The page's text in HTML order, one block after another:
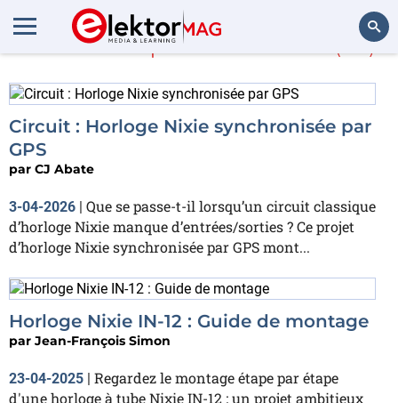
En savoir plus sur (20)
Circuit : Horloge Nixie synchronisée par
GPS
par CJ Abate
3-04-2026 | Que se passe-t-il lorsqu’un circuit classique
d’horloge Nixie manque d’entrées/sorties ? Ce projet
d’horloge Nixie synchronisée par GPS mont...
Horloge Nixie IN-12 : Guide de montage
par Jean-François Simon
23-04-2025 | Regardez le montage étape par étape
d'une horloge à tube Nixie IN-12 ; un projet ambitieux